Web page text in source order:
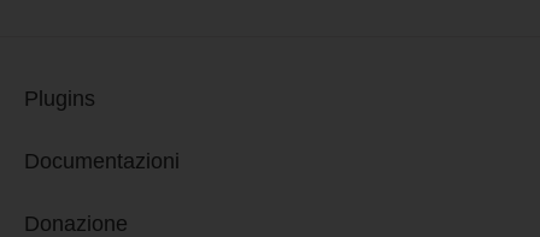
Plugins
Documentazioni
Donazione